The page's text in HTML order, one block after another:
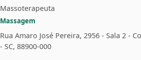
Massoterapeuta
Massagem
Rua Amaro José Pereira, 2956 - Sala 2 -
- SC, 88900-000